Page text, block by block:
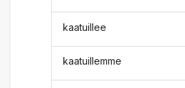
kaatuillee
kaatuillemme